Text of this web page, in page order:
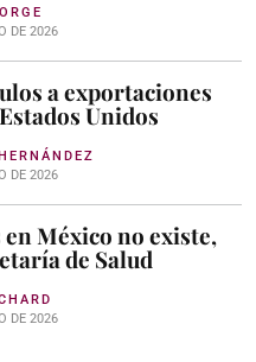
DE 2026
a exportaciones
Unidos
DE 2026
México no existe,
de Salud
DE 2026